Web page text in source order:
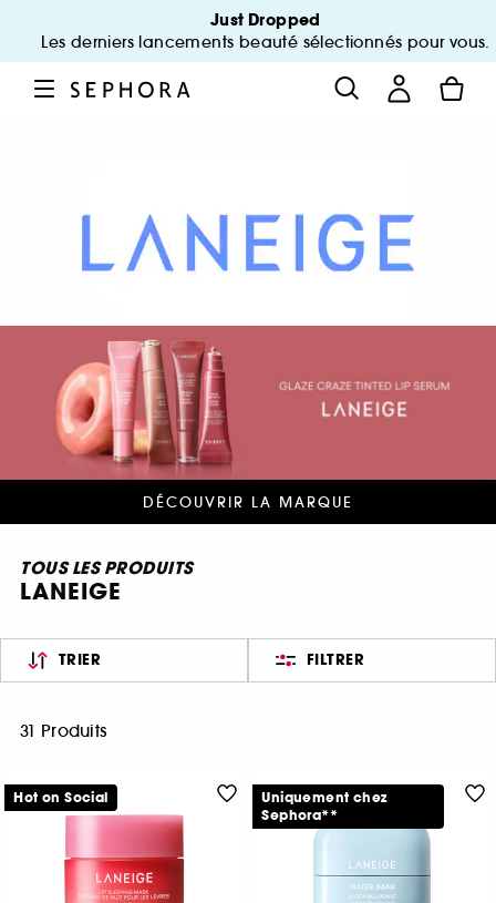
Just Dropped
Les derniers lancements beauté sélectionnés pour vous.
DÉCOUVRIR LA MARQUE
TOUS LES PRODUITS
LANEIGE
TRIER FILTRER
31 Produits
Hot on Social
Uniquement chez
Sephora**